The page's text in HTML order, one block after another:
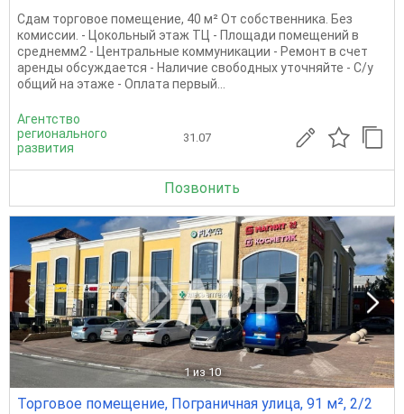
Сдам торговое помещение, 40 м² От собственника. Без
комиссии. - Цокольный этаж ТЦ - Площади помещений в
среднемм2 - Центральные коммуникации - Ремонт в счет
аренды обсуждается - Наличие свободных уточняйте - С/у
общий на этаже - Оплата первый...
Агентство
регионального
развития
31.07
Позвонить
1 из 10
Торговое помещение, Пограничная улица, 91 м², 2/2